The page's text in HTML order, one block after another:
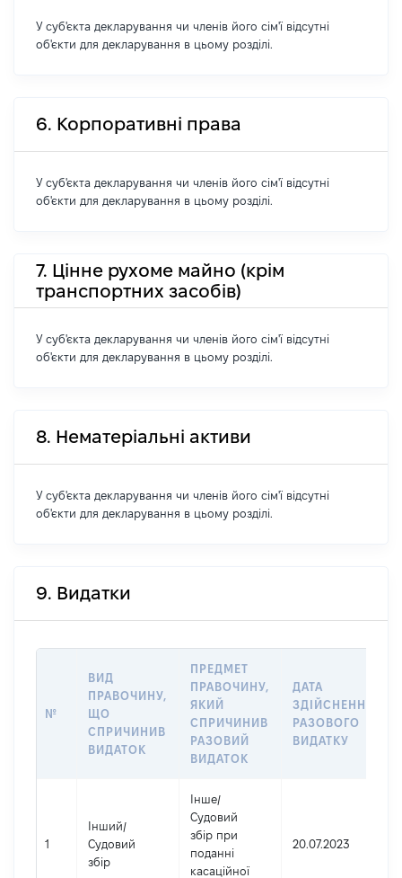
У суб'єкта декларування чи членів його сім'ї відсутні
об'єкти для декларування в цьому розділі.
6. Корпоративні права
У суб'єкта декларування чи членів його сім'ї відсутні
об'єкти для декларування в цьому розділі.
7. Цінне рухоме майно (крім
транспортних засобів)
У суб'єкта декларування чи членів його сім'ї відсутні
об'єкти для декларування в цьому розділі.
8. Нематеріальні активи
У суб'єкта декларування чи членів його сім'ї відсутні
об'єкти для декларування в цьому розділі.
9. Видатки
№
ВИД
ПРАВОЧИНУ,
ЩО
СПРИЧИНИВ
ВИДАТОК
ПРЕДМЕТ
ПРАВОЧИНУ,
ЯКИЙ
СПРИЧИНИВ
РАЗОВИЙ
ВИДАТОК
ДАТА
ЗДІЙСНЕННЯ
РАЗОВОГО
ВИДАТКУ
1
Інший/
Судовий
збір
Інше/
Судовий
збір при
поданні
касаційної
20.07.2023